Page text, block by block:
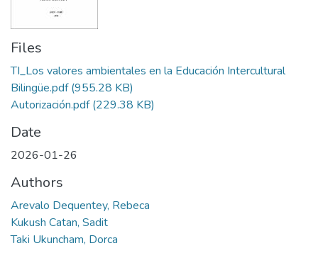
Files
TI_Los valores ambientales en la Educación Intercultural
Bilingüe.pdf(955.28 KB)
Autorización.pdf(229.38 KB)
Date
2026-01-26
Authors
Arevalo Dequentey, Rebeca
Kukush Catan, Sadit
Taki Ukuncham, Dorca